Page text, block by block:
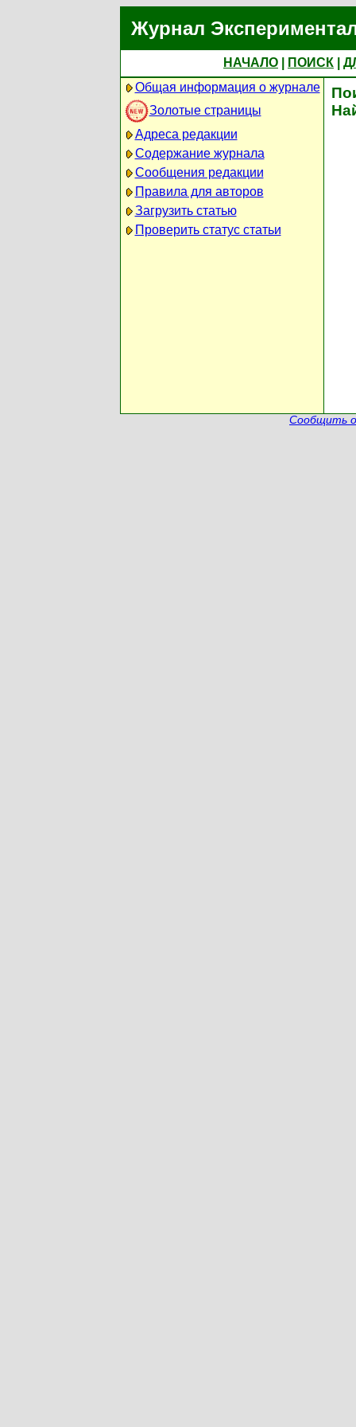
Журнал
НАЧАЛО ПОИСК
Общая информация о журнале
Золотые страницы
Адреса редакции
Содержание журнала
Сообщения редакции
Правила для авторов
Загрузить статью
Проверить статус статьи
Сообщить о